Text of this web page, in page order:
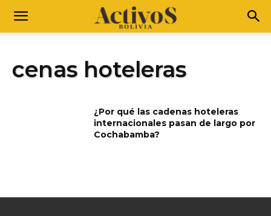
cenas hoteleras
¿Por qué las cadenas hoteleras
internacionales pasan de largo por
Cochabamba?